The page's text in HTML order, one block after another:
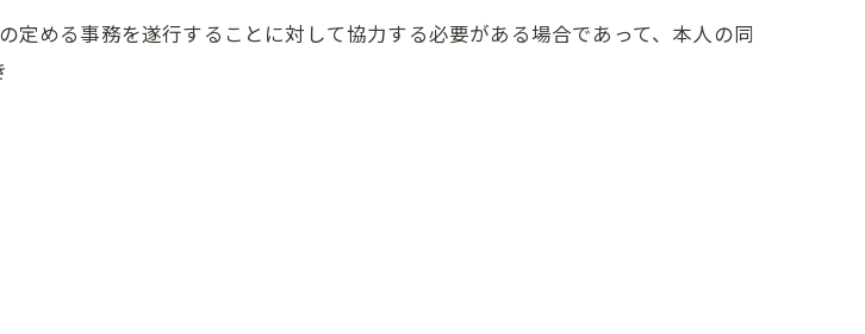
める事務を遂行することに対して協力する必要がある場合であって、本人の同